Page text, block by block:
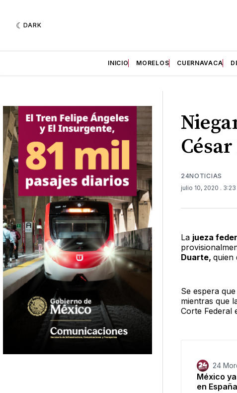
DARK
INICIO MORELOS CUERNAVACA
24NOTICIAS
julio 10, 2020 . 3:23
La jueza
Duarte, quien
Se espera
mientras que
Corte Federal
24
México
en